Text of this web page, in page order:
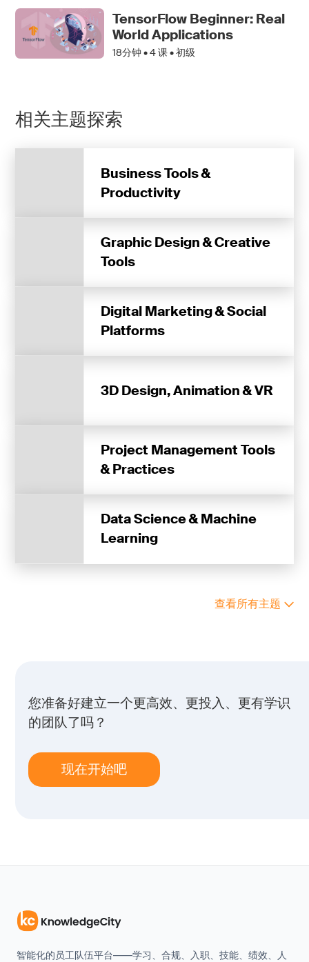
TensorFlow Beginner: Real
World Applications
18分钟 •4课 • 初级
相关主题探索
Business Tools &
Productivity
Graphic Design & Creative
Tools
Digital Marketing & Social
Platforms
3D Design, Animation & VR
Project Management Tools
& Practices
Data Science & Machine
Learning
查看所有主题
您准备好建立一个更高效、更投入、更有学识
的团队了吗？
现在开始吧
智能化的员工队伍平台——学习、合规、入职、技能、绩效、人